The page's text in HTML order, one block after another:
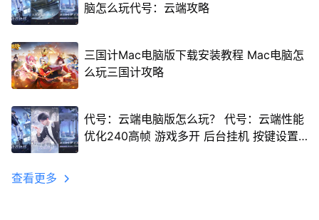
脑怎么玩代号：云端攻略
三国计Mac电脑版下载安装教程 Mac电脑怎
么玩三国计攻略
代号：云端电脑版怎么玩？ 代号：云端性能
优化240高帧 游戏多开 后台挂机 按键设置
查看更多